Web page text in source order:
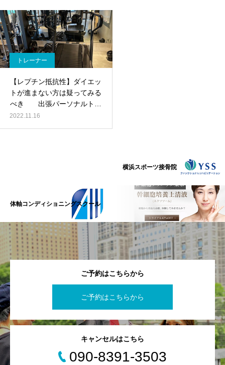
が消費カロリーと週の回数
で答えます
トレーナー
【レプチン抵抗性】ダイエッ
トが進まない方は疑ってみる
べき 出張パーソナルトレ
ーニング
2022.11.16
横浜スポーツ接骨院
体軸コンディショニングスクール
ご予約はこちらから
ご予約はこちらから
キャンセルはこちら
090-8391-3503